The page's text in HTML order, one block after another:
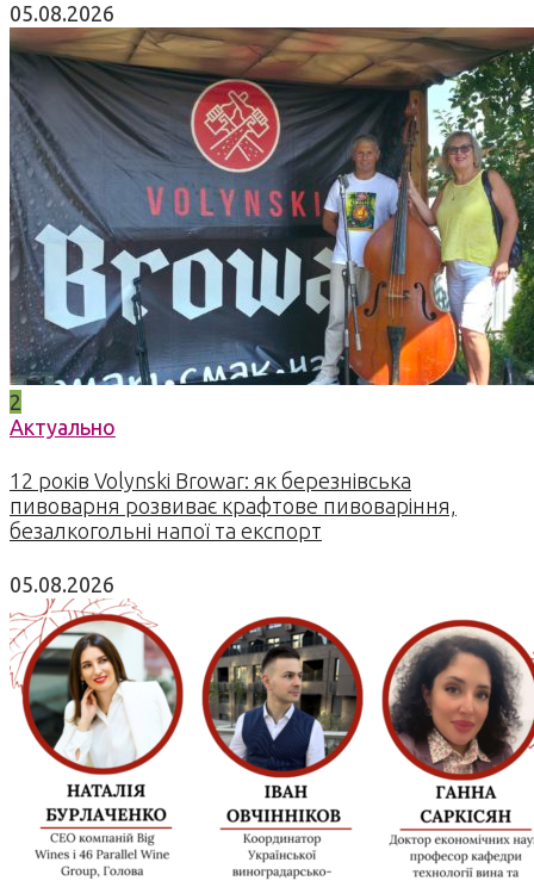
05.08.2026
2
Актуально
12 років Volynski Browar: як березнівська
пивоварня розвиває крафтове пивоваріння,
безалкогольні напої та експорт
05.08.2026